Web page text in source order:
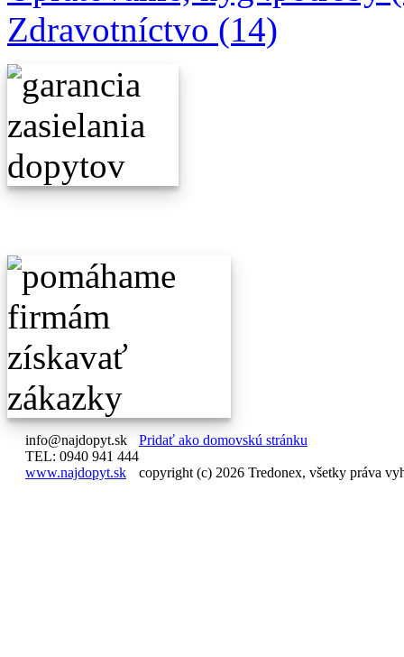
Zdravotníctvo (14)
info@najdopyt.sk
TEL: 0940 941 444
www.najdopyt.sk
Pridať ako domovskú stránku
copyright (c) 2026 Tredonex, všetky práva